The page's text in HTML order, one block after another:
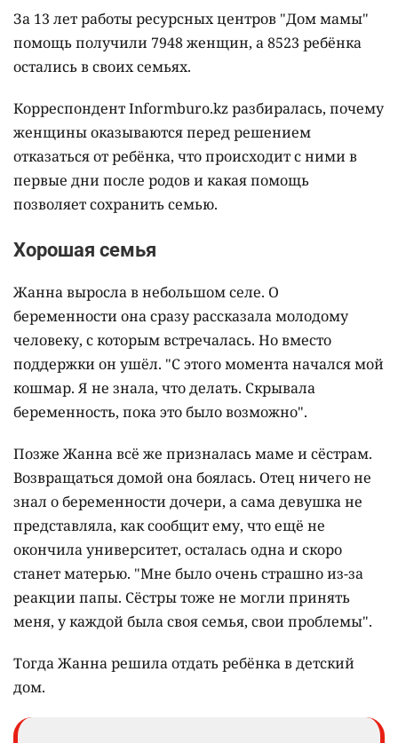
За 13 лет работы ресурсных центров "Дом мамы"
помощь получили 7948 женщин, а 8523 ребёнка
остались в своих семьях.
Корреспондент Informburo.kz разбиралась, почему
женщины оказываются перед решением
отказаться от ребёнка, что происходит с ними в
первые дни после родов и какая помощь
позволяет сохранить семью.
Хорошая семья
Жанна выросла в небольшом селе. О
беременности она сразу рассказала молодому
человеку, с которым встречалась. Но вместо
поддержки он ушёл. "С этого момента начался мой
кошмар. Я не знала, что делать. Скрывала
беременность, пока это было возможно".
Позже Жанна всё же призналась маме и сёстрам.
Возвращаться домой она боялась. Отец ничего не
знал о беременности дочери, а сама девушка не
представляла, как сообщит ему, что ещё не
окончила университет, осталась одна и скоро
станет матерью. "Мне было очень страшно из-за
реакции папы. Сёстры тоже не могли принять
меня, у каждой была своя семья, свои проблемы".
Тогда Жанна решила отдать ребёнка в детский
дом.